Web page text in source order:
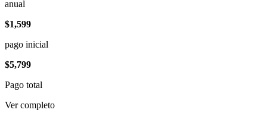
anual
$1,599
pago inicial
$5,799
Pago total
Ver completo